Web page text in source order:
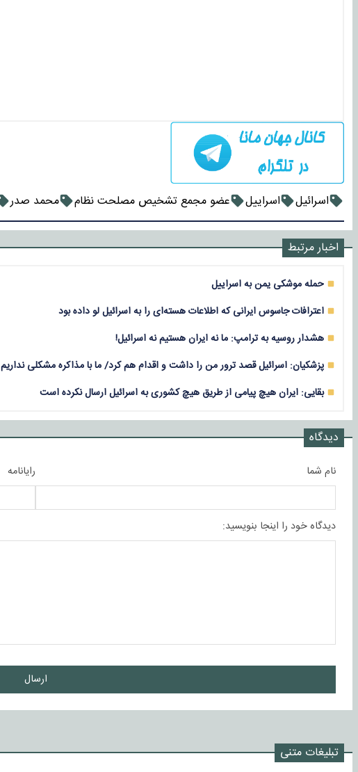
اسرائیل اسراییل عضو مجمع تشخیص مصلحت نظام محمد صدر
اخبار مرتبط
حمله موشکی یمن به اسراییل
اعترافات جاسوس ایرانی که اطلاعات هسته‌ای را به اسرائیل لو داده بود
هشدار روسیه به ترامپ: ما نه ایران هستیم نه اسرائیل!
پزشکیان: اسرائیل قصد ترور من را داشت و اقدام هم کرد/ ما با مذاکره مشکلی نداریم
بقایی: ایران هیچ پیامی از طریق هیچ کشوری به اسرائیل ارسال نکرده است
دیدگاه
نام شما رایانامه
دیدگاه خود را اینجا بنویسید:
ارسال
تبلیغات متنی